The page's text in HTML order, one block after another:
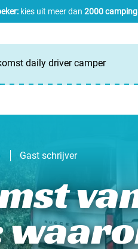
kies uit meer dan 2000
daily driver camper
Gast schrijver